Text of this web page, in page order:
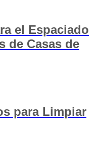
el Espaciado
de Casas de
para Limpiar